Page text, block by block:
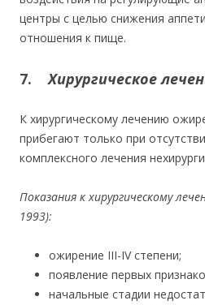
центры с целью снижения
отношения к пище.
7.Хирургическое
К хирургическому лечению
прибегают только при
комплексного лечения
Показания к хирургическому
1993):
ожирение III-IV степени;
появление первых
начальные стадии